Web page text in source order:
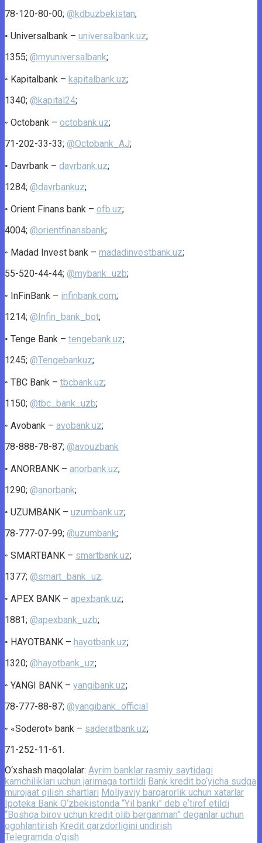
78-120-80-00; @kdbuzbekistan;
◦ Universalbank – universalbank.uz;
1355; @myuniversalbank;
◦ Kapitalbank – kapitalbank.uz;
1340; @kapital24;
◦ Octobank – octobank.uz;
71-202-33-33; @Octobank_AJ;
◦ Davrbank – davrbank.uz;
1284; @davrbankuz;
◦ Orient Finans bank – ofb.uz;
4004; @orientfinansbank;
◦ Madad Invest bank – madadinvestbank.uz;
55-520-44-44; @mybank_uzb;
◦ InFinBank – infinbank.com;
1214; @Infin_bank_bot;
◦ Tenge Bank – tengebank.uz;
1245; @Tengebankuz;
◦ TBC Bank – tbcbank.uz;
1150; @tbc_bank_uzb;
◦ Avobank – avobank.uz;
78-888-78-87; @avouzbank
◦ ANORBANK – anorbank.uz;
1290; @anorbank;
◦ UZUMBANK – uzumbank.uz;
78-777-07-99; @uzumbank;
◦ SMARTBANK – smartbank.uz;
1377; @smart_bank_uz.
◦ APEX BANK – apexbank.uz;
1881; @apexbank_uzb;
◦ HAYOTBANK – hayotbank.uz;
1320; @hayotbank_uz;
◦ YANGI BANK – yangibank.uz;
78-777-88-87; @yangibank_official
◦ «Soderot» bank – saderatbank.uz;
71-252-11-61.
O‘xshash maqolalar: Ayrim banklar rasmiy saytidagi
kamchiliklari uchun jarimaga tortildi Bank kredit bo‘yicha sudga
murojaat qilish shartlari Moliyaviy barqarorlik uchun xatarlar
Ipoteka Bank O‘zbekistonda “Yil banki” deb eʼtirof etildi
“Boshqa birov uchun kredit olib berganman” deganlar uchun
ogohlantirish Kredit qarzdorligini undirish
Telegramda o‘qish